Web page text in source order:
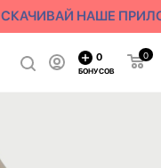
СКАЧИВАЙ НАШЕ
0
0
БОНУСОВ